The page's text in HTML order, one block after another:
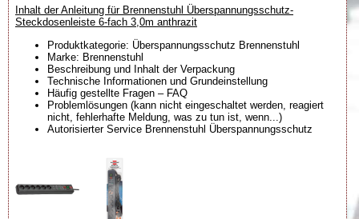
Inhalt der Anleitung für Brennenstuhl Überspannungsschutz-
Steckdosenleiste 6-fach 3,0m anthrazit
Produktkategorie: Überspannungsschutz Brennenstuhl
Marke: Brennenstuhl
Beschreibung und Inhalt der Verpackung
Technische Informationen und Grundeinstellung
Häufig gestellte Fragen – FAQ
Problemlösungen (kann nicht eingeschaltet werden, reagiert
nicht, fehlerhafte Meldung, was zu tun ist, wenn...)
Autorisierter Service Brennenstuhl Überspannungsschutz